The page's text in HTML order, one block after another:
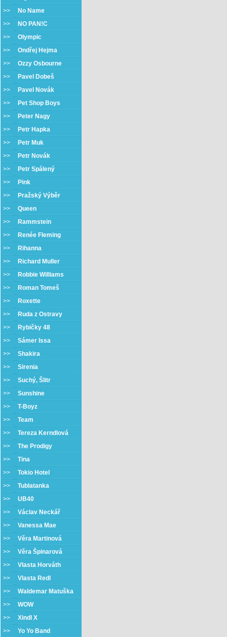
>>
No Name
>>
NO PAN!C
>> Olympic
>> Ondřej Hejma
>> Ozzy Osbourne
>>
Pavel Dobeš
>>
Pavel Novák
>>
Pet Shop Boys
>>
Peter Nagy
>>
Petr Hapka
>>
Petr Muk
>>
Petr Novák
>>
Petr Spálený
>>
Pink
>>
Pražský Výběr
>> Queen
>>
Rammstein
>>
Renée Fleming
>>
Rihanna
>>
Richard Muller
>>
Robbie Williams
>>
Roman Tomeš
>>
Roxette
>>
Ruda z Ostravy
>>
Rybičky 48
>> Sámer Issa
>> Shakira
>> Sirenia
>> Suchý, Šlitr
>> Sunshine
>> T-Boyz
>> Team
>> Tereza Kerndlová
>> The Prodigy
>> Tina
>> Tokio Hotel
>> Tublatanka
>> UB40
>> Václav Neckář
>> Vanessa Mae
>> Věra Martinová
>> Věra Špinarová
>> Vlasta Horváth
>> Vlasta Redl
>> Waldemar Matuška
>> WOW
>> Xindl X
>> Yo Yo Band